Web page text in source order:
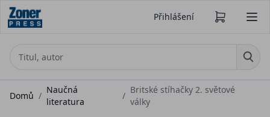
Přihlášení
Domů /
Naučná
literatura
/
Britské stíhačky 2. světové
války